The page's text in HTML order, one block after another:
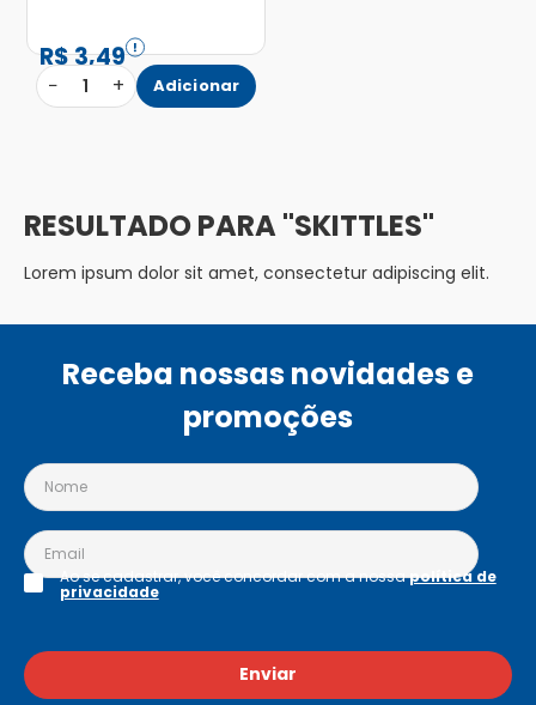
R$3,49
− 1 + Adicionar
SKITTLES
Lorem ipsum dolor sit amet, consectetur adipiscing elit.
Receba nossas novidades e
promoções
Enviar
Ao se cadastrar, você concordar com a nossapolítica de
privacidade